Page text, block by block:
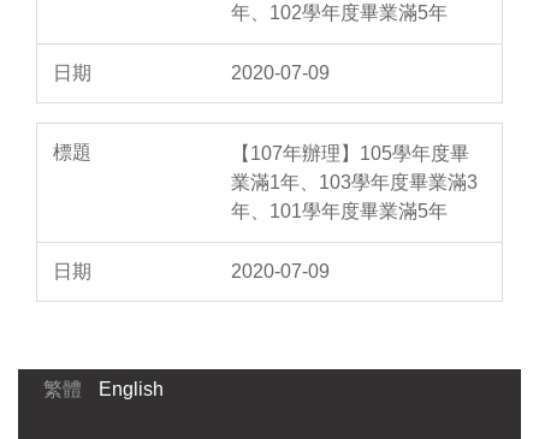
年、102學年度畢業滿5年
2020-07-09
【107年辦理】105學年度畢
業滿1年、103學年度畢業滿3
年、101學年度畢業滿5年
2020-07-09
繁體 English